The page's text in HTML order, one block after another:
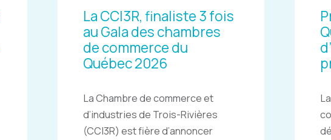
La CCI3R, finaliste 3 fois
au Gala des chambres
de commerce du
Québec 2026
La Chambre de commerce et
d’industries de Trois-Rivières
(CCI3R) est fière d’annoncer